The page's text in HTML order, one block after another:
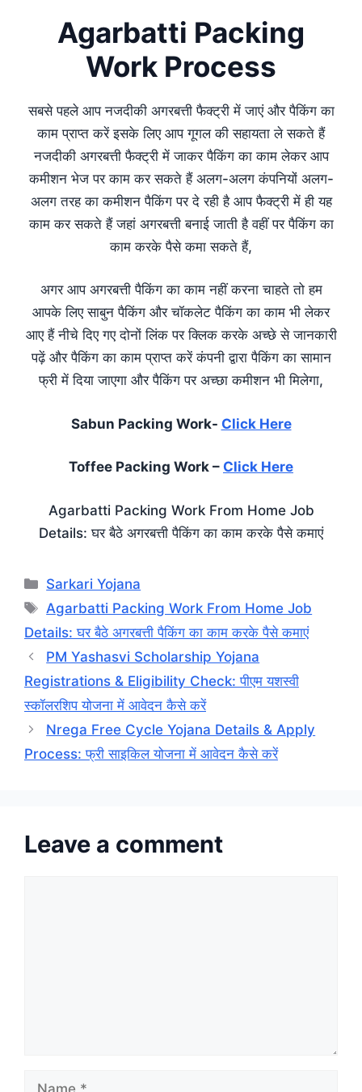
Agarbatti Packing
Work Process
सबसे पहले आप नजदीकी अगरबत्ती फैक्ट्री में जाएं और पैकिंग का
काम प्राप्त करें इसके लिए आप गूगल की सहायता ले सकते हैं
नजदीकी अगरबत्ती फैक्ट्री में जाकर पैकिंग का काम लेकर आप
कमीशन भेज पर काम कर सकते हैं अलग-अलग कंपनियों अलग-
अलग तरह का कमीशन पैकिंग पर दे रही है आप फैक्ट्री में ही यह
काम कर सकते हैं जहां अगरबत्ती बनाई जाती है वहीं पर पैकिंग का
काम करके पैसे कमा सकते हैं,
अगर आप अगरबत्ती पैकिंग का काम नहीं करना चाहते तो हम
आपके लिए साबुन पैकिंग और चॉकलेट पैकिंग का काम भी लेकर
आए हैं नीचे दिए गए दोनों लिंक पर क्लिक करके अच्छे से जानकारी
पढ़ें और पैकिंग का काम प्राप्त करें कंपनी द्वारा पैकिंग का सामान
फ्री में दिया जाएगा और पैकिंग पर अच्छा कमीशन भी मिलेगा,
Sabun Packing Work- Click Here
Toffee Packing Work – Click Here
Agarbatti Packing Work From Home Job
Details: घर बैठे अगरबत्ती पैकिंग का काम करके पैसे कमाएं
Categories
Sarkari Yojana
Tags
Agarbatti Packing Work From Home Job
Details: घर बैठे अगरबत्ती पैकिंग का काम करके पैसे कमाएं
PM Yashasvi Scholarship Yojana
Registrations & Eligibility Check: पीएम यशस्वी
स्कॉलरशिप योजना में आवेदन कैसे करें
Nrega Free Cycle Yojana Details & Apply
Process: फ्री साइकिल योजना में आवेदन कैसे करें
Leave a comment
Name